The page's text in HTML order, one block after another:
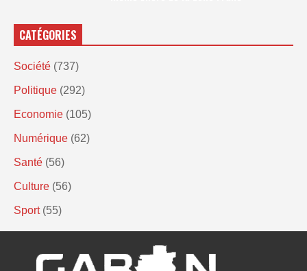
CATÉGORIES
Société (737)
Politique (292)
Economie (105)
Numérique (62)
Santé (56)
Culture (56)
Sport (55)